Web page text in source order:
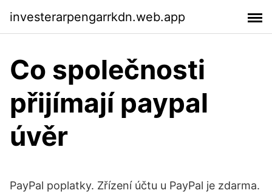
investerarpengarrkdn.web.app
Co společnosti
přijímají paypal
úvěr
PayPal poplatky. Zřízení účtu u PayPal je zdarma.